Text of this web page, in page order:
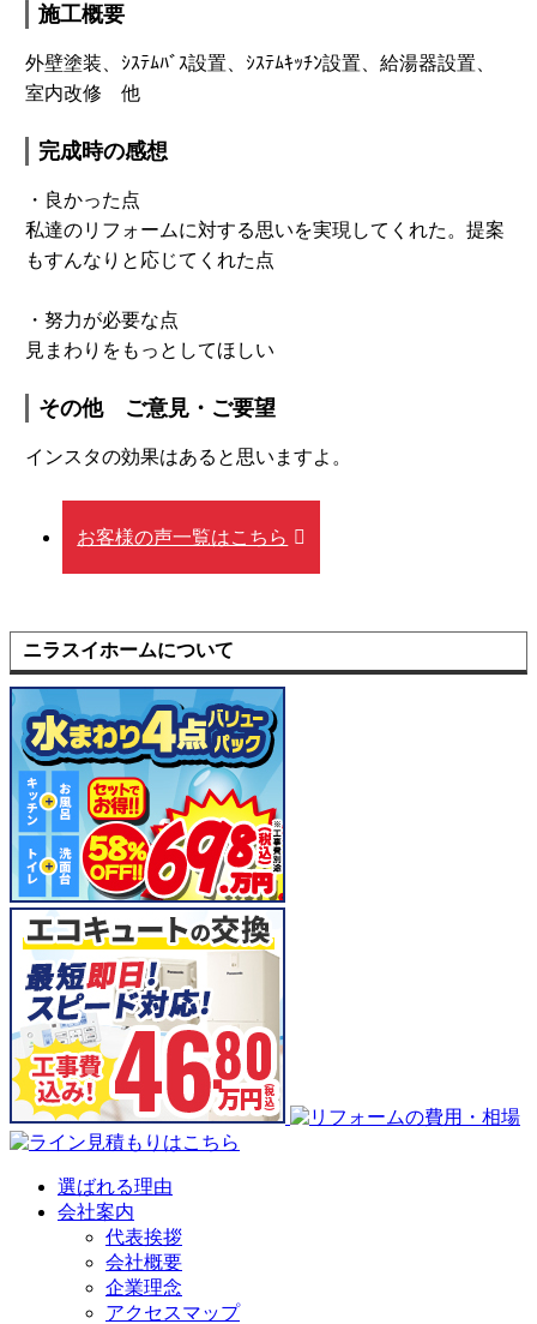
施工概要
外壁塗装、ｼｽﾃﾑﾊﾞｽ設置、ｼｽﾃﾑｷｯﾁﾝ設置、給湯器設置、
室内改修 他
完成時の感想
・良かった点
私達のリフォームに対する思いを実現してくれた。提案
もすんなりと応じてくれた点
・努力が必要な点
見まわりをもっとしてほしい
その他 ご意見・ご要望
インスタの効果はあると思いますよ。
お客様の声一覧はこちら
ニラスイホームについて
選ばれる理由
会社案内
代表挨拶
会社概要
企業理念
アクセスマップ